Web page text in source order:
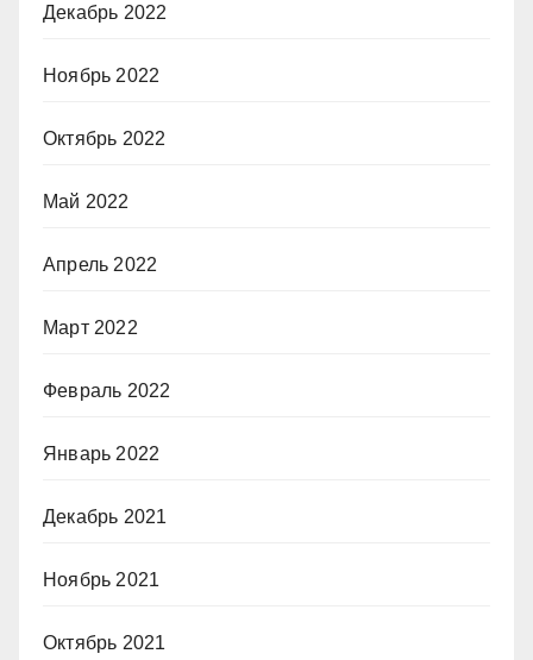
Декабрь 2022
Ноябрь 2022
Октябрь 2022
Май 2022
Апрель 2022
Март 2022
Февраль 2022
Январь 2022
Декабрь 2021
Ноябрь 2021
Октябрь 2021